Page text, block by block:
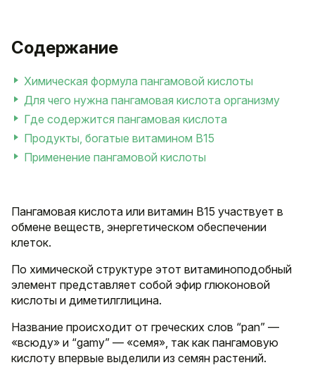
Содержание
Химическая формула пангамовой кислоты
Для чего нужна пангамовая кислота организму
Где содержится пангамовая кислота
Продукты, богатые витамином B15
Применение пангамовой кислоты
Пангамовая кислота или витамин B15 участвует в
обмене веществ, энергетическом обеспечении
клеток.
По химической структуре этот витаминоподобный
элемент представляет собой эфир глюконовой
кислоты и диметилглицина.
Название происходит от греческих слов “pan” —
«всюду» и “gamy” — «семя», так как пангамовую
кислоту впервые выделили из семян растений.